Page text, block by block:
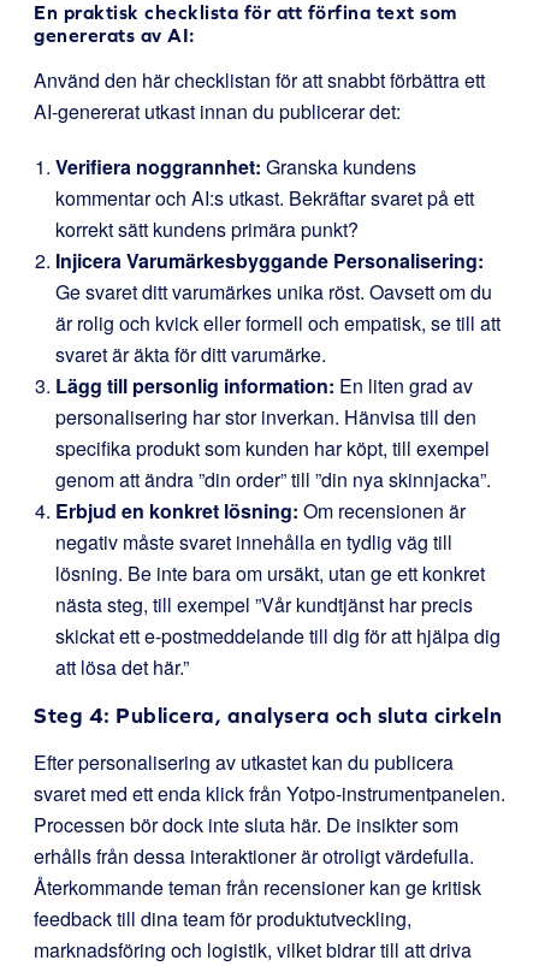
En praktisk checklista för att förfina text som
genererats av AI:
Använd den här checklistan för att snabbt förbättra ett
AI-genererat utkast innan du publicerar det:
Verifiera noggrannhet: Granska kundens
kommentar och AI:s utkast. Bekräftar svaret på ett
korrekt sätt kundens primära punkt?
Injicera Varumärkesbyggande Personalisering:
Ge svaret ditt varumärkes unika röst. Oavsett om du
är rolig och kvick eller formell och empatisk, se till att
svaret är äkta för ditt varumärke.
Lägg till personlig information: En liten grad av
personalisering har stor inverkan. Hänvisa till den
specifika produkt som kunden har köpt, till exempel
genom att ändra ”din order” till ”din nya skinnjacka”.
Erbjud en konkret lösning: Om recensionen är
negativ måste svaret innehålla en tydlig väg till
lösning. Be inte bara om ursäkt, utan ge ett konkret
nästa steg, till exempel ”Vår kundtjänst har precis
skickat ett e-postmeddelande till dig för att hjälpa dig
att lösa det här.”
Steg 4: Publicera, analysera och sluta cirkeln
Efter personalisering av utkastet kan du publicera
svaret med ett enda klick från Yotpo-instrumentpanelen.
Processen bör dock inte sluta här. De insikter som
erhålls från dessa interaktioner är otroligt värdefulla.
Återkommande teman från recensioner kan ge kritisk
feedback till dina team för produktutveckling,
marknadsföring och logistik, vilket bidrar till att driva